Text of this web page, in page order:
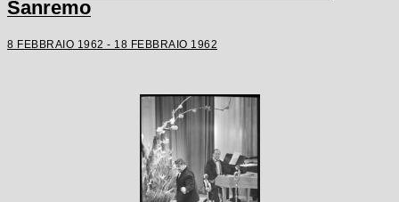
Sanremo
8 FEBBRAIO 1962 - 18 FEBBRAIO 1962